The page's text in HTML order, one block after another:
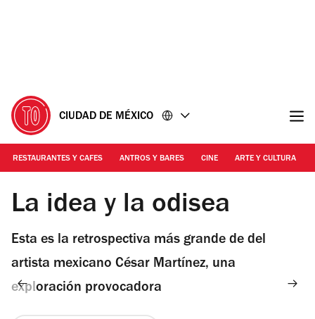
CIUDAD DE MÉXICO
RESTAURANTES Y CAFES ANTROS Y BARES CINE ARTE Y CULTURA
Foto: Cortesía Ex Teresa Arte Actual
La idea y la odisea
Esta es la retrospectiva más grande de del
artista mexicano César Martínez, una
exploración provocadora